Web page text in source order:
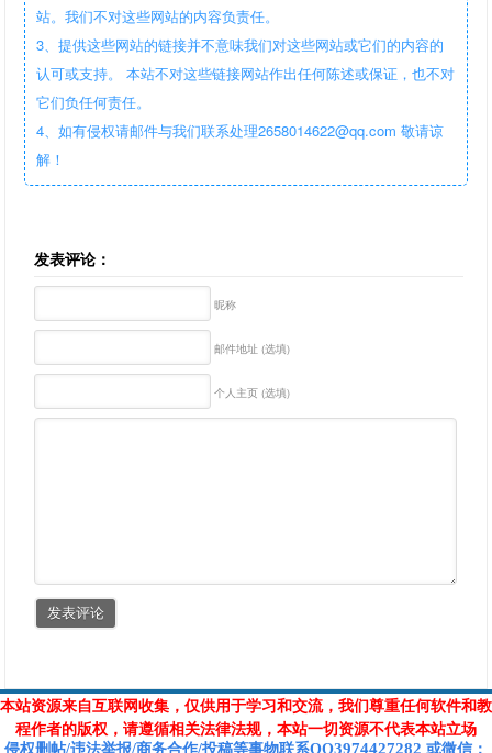
站。我们不对这些网站的内容负责任。
3、提供这些网站的链接并不意味我们对这些网站或它们的内容的
认可或支持。 本站不对这些链接网站作出任何陈述或保证，也不对
它们负任何责任。
4、如有侵权请邮件与我们联系处理2658014622@qq.com 敬请谅
解！
发表评论：
昵称
邮件地址 (选填)
个人主页 (选填)
本站资源来自互联网收集，仅供用于学习和交流，我们尊重任何软件和教
程作者的版权，请遵循相关法律法规，本站一切资源不代表本站立场
侵权删帖/违法举报/商务合作/投稿等事物联系QQ3974427282 或微信 ：